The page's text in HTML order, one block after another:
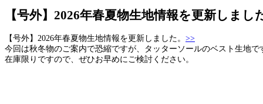
【号外】2026年春夏物生地情報を更新しまし
【号外】2026年春夏物生地情報を更新しました。 >>
今回は秋冬物のご案内で恐縮ですが、タッターソールのベスト生地で
在庫限りですので、ぜひお早めにご検討ください。